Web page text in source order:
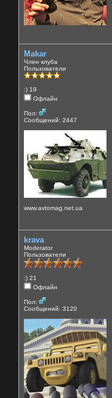
Makar
Член клуба
Пользователи
:) 19
Офлайн
Пол:
Сообщений: 2447
www.avtomag.net.ua
krava
Moderator
Пользователи
:) 21
Офлайн
Пол:
Сообщений: 3120